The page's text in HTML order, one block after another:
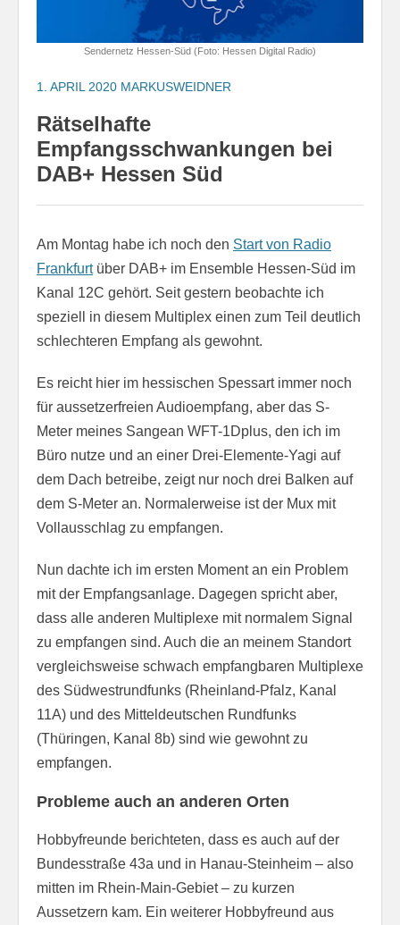
Sendernetz Hessen-Süd (Foto: Hessen Digital Radio)
1. APRIL 2020 MARKUSWEIDNER
Rätselhafte
Empfangsschwankungen bei
DAB+ Hessen Süd
Am Montag habe ich noch den Start von Radio
Frankfurtüber DAB+ im Ensemble Hessen-Süd im
Kanal 12C gehört. Seit gestern beobachte ich
speziell in diesem Multiplex einen zum Teil deutlich
schlechteren Empfang als gewohnt.
Es reicht hier im hessischen Spessart immer noch
für aussetzerfreien Audioempfang, aber das S-
Meter meines Sangean WFT-1Dplus, den ich im
Büro nutze und an einer Drei-Elemente-Yagi auf
dem Dach betreibe, zeigt nur noch drei Balken auf
dem S-Meter an. Normalerweise ist der Mux mit
Vollausschlag zu empfangen.
Nun dachte ich im ersten Moment an ein Problem
mit der Empfangsanlage. Dagegen spricht aber,
dass alle anderen Multiplexe mit normalem Signal
zu empfangen sind. Auch die an meinem Standort
vergleichsweise schwach empfangbaren Multiplexe
des Südwestrundfunks (Rheinland-Pfalz, Kanal
11A) und des Mitteldeutschen Rundfunks
(Thüringen, Kanal 8b) sind wie gewohnt zu
empfangen.
Probleme auch an anderen Orten
Hobbyfreunde berichteten, dass es auch auf der
Bundesstraße 43a und in Hanau-Steinheim – also
mitten im Rhein-Main-Gebiet – zu kurzen
Aussetzern kam. Ein weiterer Hobbyfreund aus